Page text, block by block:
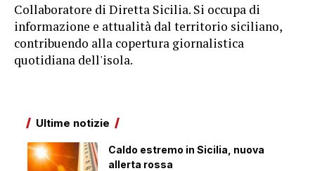
Collaboratore di Diretta Sicilia. Si occupa di
informazione e attualità dal territorio siciliano,
contribuendo alla copertura giornalistica
quotidiana dell'isola.
Ultime notizie
Caldo estremo in Sicilia, nuova
allerta rossa